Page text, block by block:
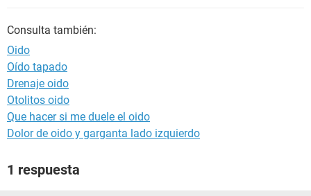
Consulta también:
Oido
Oído tapado
Drenaje oido
Otolitos oido
Que hacer si me duele el oido
Dolor de oido y garganta lado izquierdo
1 respuesta